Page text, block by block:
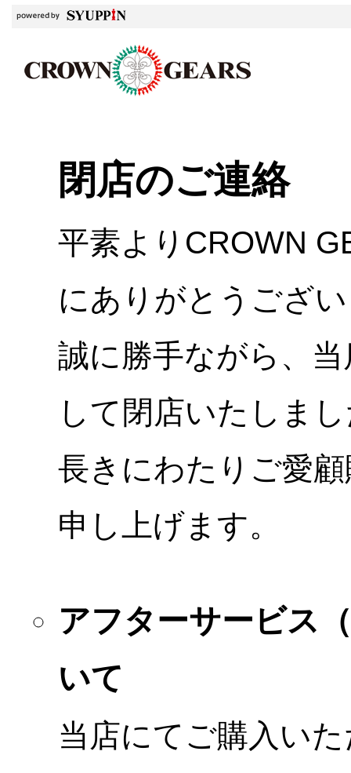
閉店のご連絡
平素よりCROWN
にありがとうござ
誠に勝手ながら、
して閉店いたしま
長きにわたりご愛
申し上げます。
アフターサービス
いて
当店にてご購入い